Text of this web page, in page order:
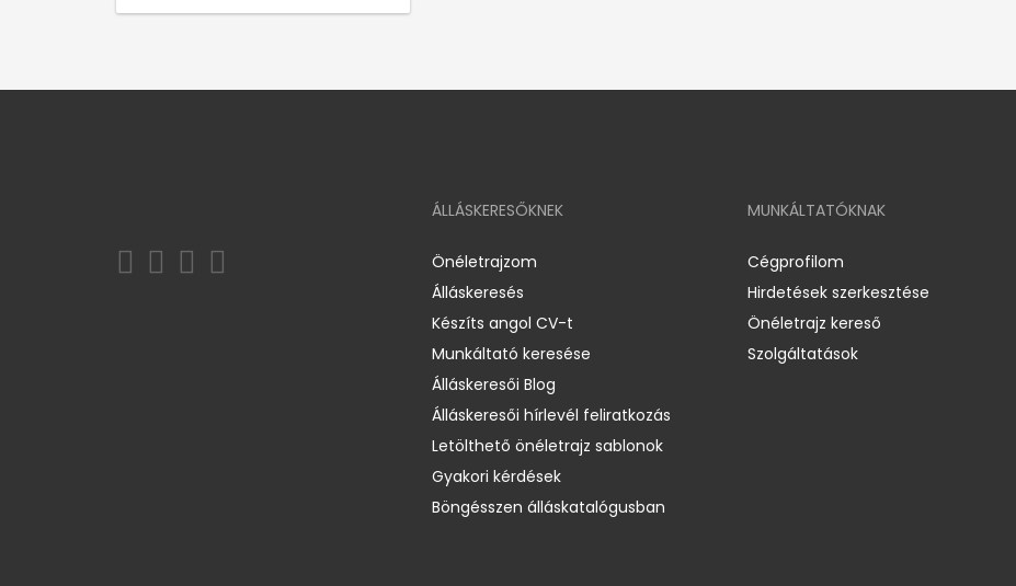
ÁLLÁSKERESŐKNEK
Önéletrajzom
Álláskeresés
Készíts angol CV-t
Munkáltató keresése
Álláskeresői Blog
Álláskeresői hírlevél feliratkozás
Letölthető önéletrajz sablonok
Gyakori kérdések
Böngésszen álláskatalógusban
MUNKÁLTATÓKNAK
Cégprofilom
Hirdetések szerkesztése
Önéletrajz kereső
Szolgáltatások